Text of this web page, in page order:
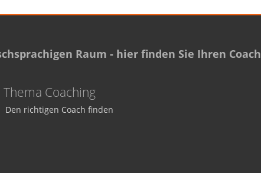
Raum - hier finden Sie Ihren Coach
Thema Coaching
Den richtigen Coach finden